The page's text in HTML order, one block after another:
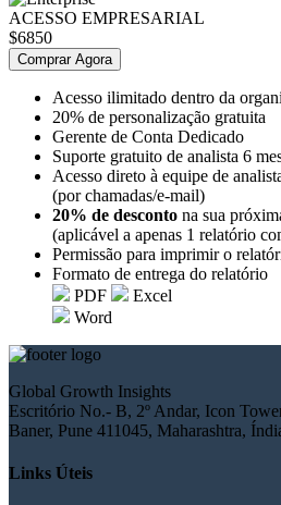
ACESSO EMPRESARIAL
$6850
Comprar Agora
Acesso ilimitado dentro da
20% de personalização gratuita
Gerente de Conta Dedicado
Suporte gratuito de analista 6
Acesso direto à equipe de
(por chamadas/e-mail)
20% de desconto na sua
(aplicável a apenas 1 relatório
Permissão para imprimir o
Formato de entrega do relatório
PDF
Excel
Word
Global Growth Insights
Escritório No.- B, 2º Andar, Icon
Baner, Pune 411045, Maharashtra,
Links Úteis